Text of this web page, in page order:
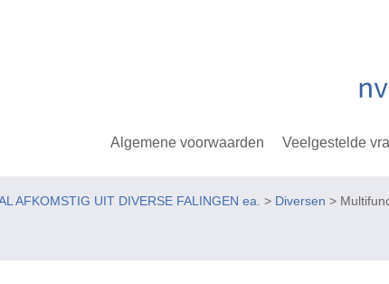
Algemene voorwaarden Veelgestelde
AFKOMSTIG UIT DIVERSE FALINGEN ea. > Diversen >